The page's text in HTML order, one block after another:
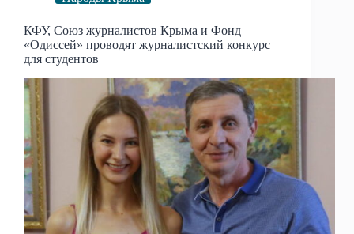
КФУ, Союз журналистов Крыма и Фонд
«Одиссей» проводят журналистский конкурс
для студентов